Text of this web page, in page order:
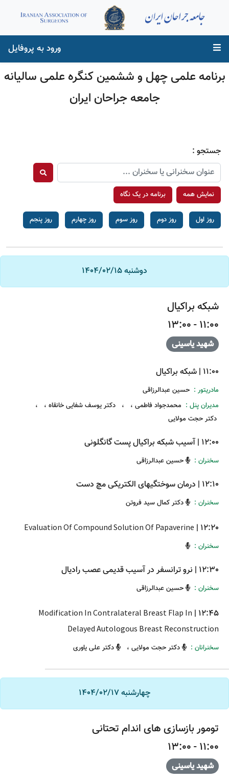
ورود به پروفایل
برنامه علمی چهل و ششمین کنگره علمی سالیانه
جامعه جراحان ایران
جستجو :
نمایش همه برنامه در یک نگاه
روز اول روز دوم روز سوم روز چهارم روز پنجم
دوشنبه 1404/02/15
شبکه براکیال
11:00 - 13:00
شهید یاسینی
11:00
| شبکه براکیال
مادریتور : حسین عبدالرزاقی
مدیران پنل : محمدجواد فاطمی ، ، دکتر یوسف شفایی خانقاه ،
،
دکتر حجت مولایی
12:00
| آسیب شبکه براکیال پست گانگلونی
سخنران : حسین عبدالرزاقی
12:10
| درمان سوختگیهای الکتریکی مچ دست
سخنران : دکتر کمال سید فروتن
12:20
|
Evaluation Of Compound Solution Of Papaverine
سخنران :
12:30
| نرو ترانسفر در آسیب قدیمی عصب رادیال
سخنران : حسین عبدالرزاقی
12:45
|
Modification In Contralateral Breast Flap In
Delayed Autologous Breast Reconstruction
سخنرانان :
دکتر حجت مولایی ، دکتر علی یاوری
چهارشنبه 1404/02/17
تومور بازسازی های اندام تحتانی
11:00 - 13:00
شهید یاسینی